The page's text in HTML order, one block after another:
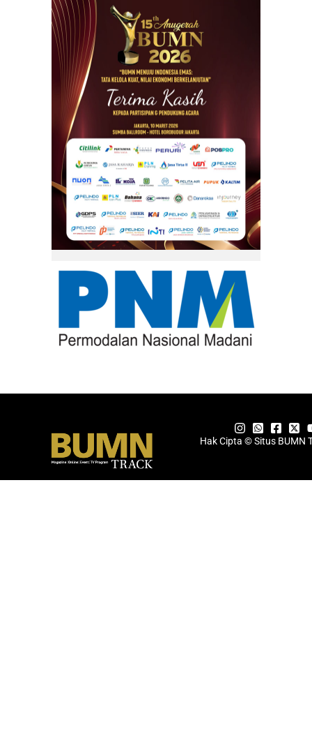
Hak Cipta © Situs BUMN